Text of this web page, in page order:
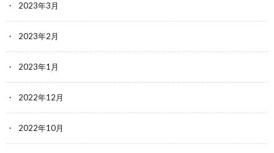
2023年3月
2023年2月
2023年1月
2022年12月
2022年10月